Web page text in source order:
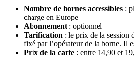
Nombre de bornes accessibles :
charge en Europe
Abonnement : optionnel
Tarification : le prix de la session
fixé par l’opérateur de la borne. Il
Prix de la carte : entre 14,90 et